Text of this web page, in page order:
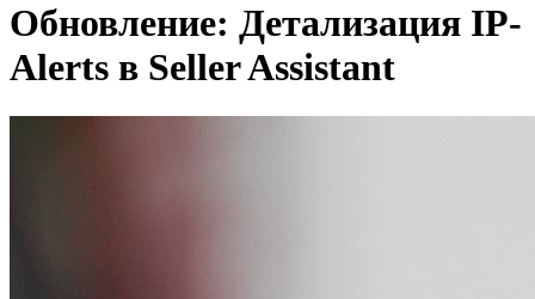
Обновление: Детализация IP-
Alerts в Seller Assistant